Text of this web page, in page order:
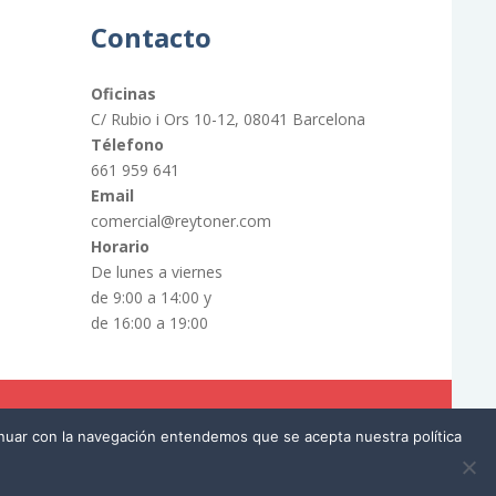
Contacto
Oficinas
C/ Rubio i Ors 10-12, 08041 Barcelona
Télefono
661 959 641
Email
comercial@reytoner.com
Horario
De lunes a viernes
de 9:00 a 14:00 y
de 16:00 a 19:00
con la navegación entendemos que se acepta nuestra política